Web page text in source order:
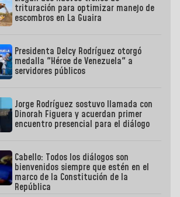
trituración para optimizar manejo de
escombros en La Guaira
Presidenta Delcy Rodríguez otorgó
medalla "Héroe de Venezuela" a
servidores públicos
Jorge Rodríguez sostuvo llamada con
Dinorah Figuera y acuerdan primer
encuentro presencial para el diálogo
Cabello: Todos los diálogos son
bienvenidos siempre que estén en el
marco de la Constitución de la
República